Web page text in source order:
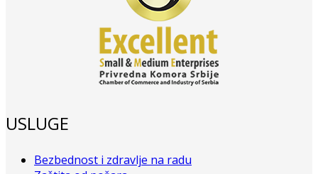
USLUGE
Bezbednost i zdravlje na radu